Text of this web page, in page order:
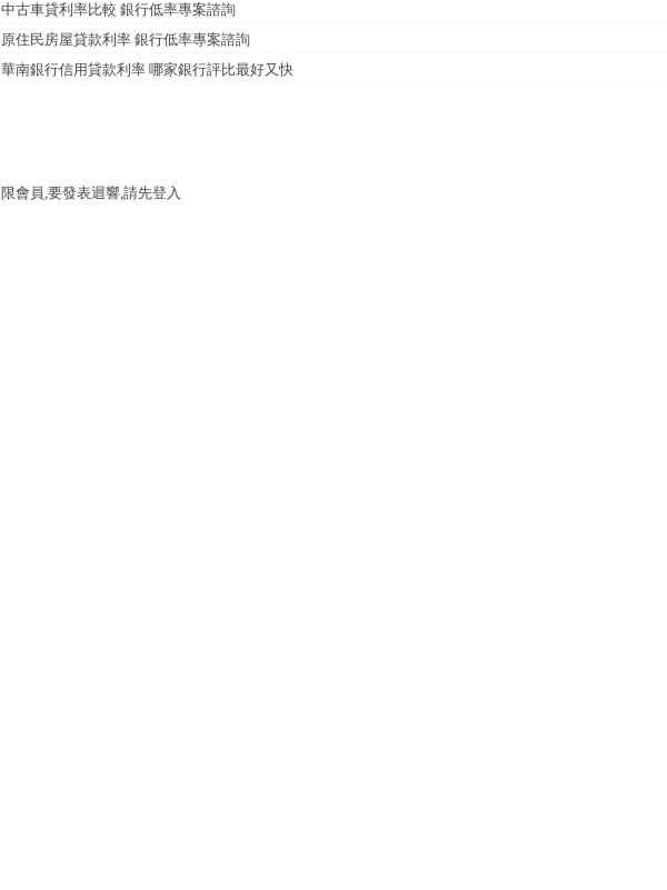
中古車貸利率比較 銀行低率專案諮詢
原住民房屋貸款利率 銀行低率專案諮詢
華南銀行信用貸款利率 哪家銀行評比最好又快
限會員,要發表迴響,請先登入